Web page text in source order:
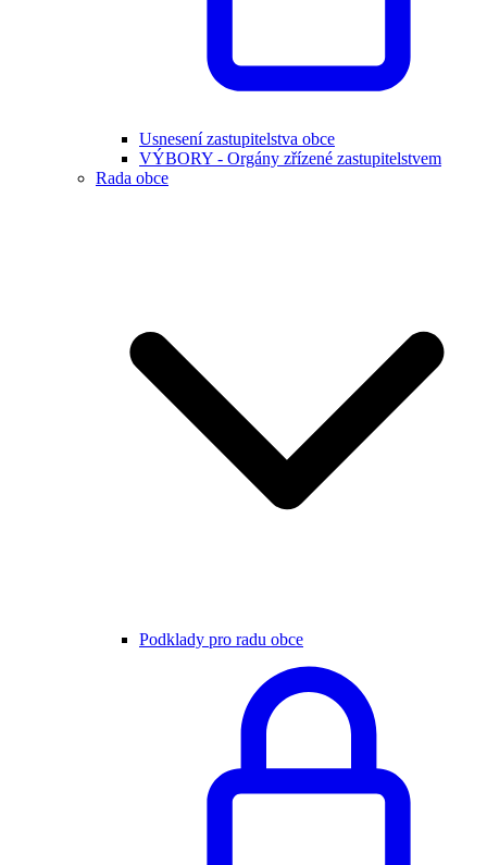
Usnesení zastupitelstva obce
VÝBORY - Orgány zřízené zastupitelstvem
Rada obce
Podklady pro radu obce